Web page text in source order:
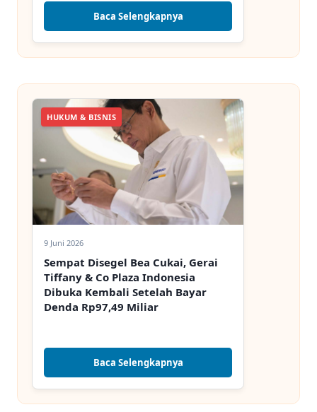
Baca Selengkapnya
HUKUM & BISNIS
9 Juni 2026
Sempat Disegel Bea Cukai, Gerai
Tiffany & Co Plaza Indonesia
Dibuka Kembali Setelah Bayar
Denda Rp97,49 Miliar
Baca Selengkapnya